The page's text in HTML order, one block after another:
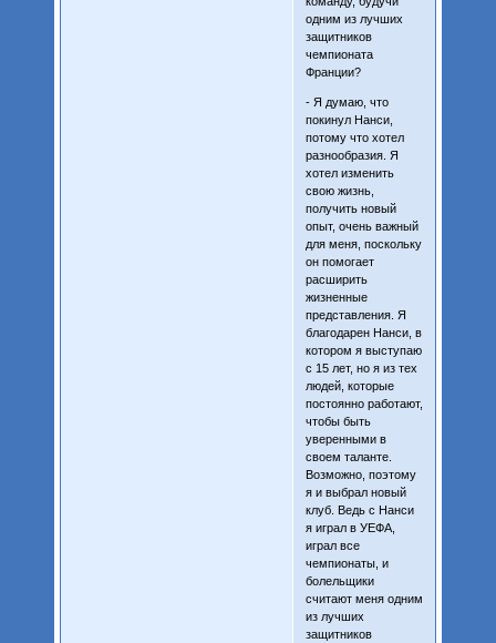
одним из лучших
защитников
чемпионата
Франции?
- Я думаю, что
покинул Нанси,
потому что хотел
разнообразия. Я
хотел изменить
свою жизнь,
получить новый
опыт, очень важный
для меня, поскольку
он помогает
расширить
жизненные
представления. Я
благодарен Нанси, в
котором я выступаю
с 15 лет, но я из тех
людей, которые
постоянно работают,
чтобы быть
уверенными в
своем таланте.
Возможно, поэтому
я и выбрал новый
клуб. Ведь с Нанси
я играл в УЕФА,
играл все
чемпионаты, и
болельщики
считают меня одним
из лучших
защитников